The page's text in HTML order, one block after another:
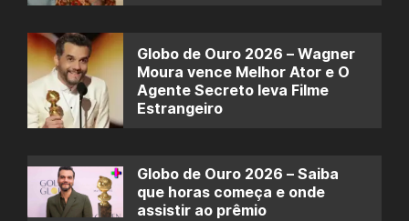
Globo de Ouro 2026 – Wagner
Moura vence Melhor Ator e O
Agente Secreto leva Filme
Estrangeiro
Globo de Ouro 2026 – Saiba
que horas começa e onde
assistir ao prêmio